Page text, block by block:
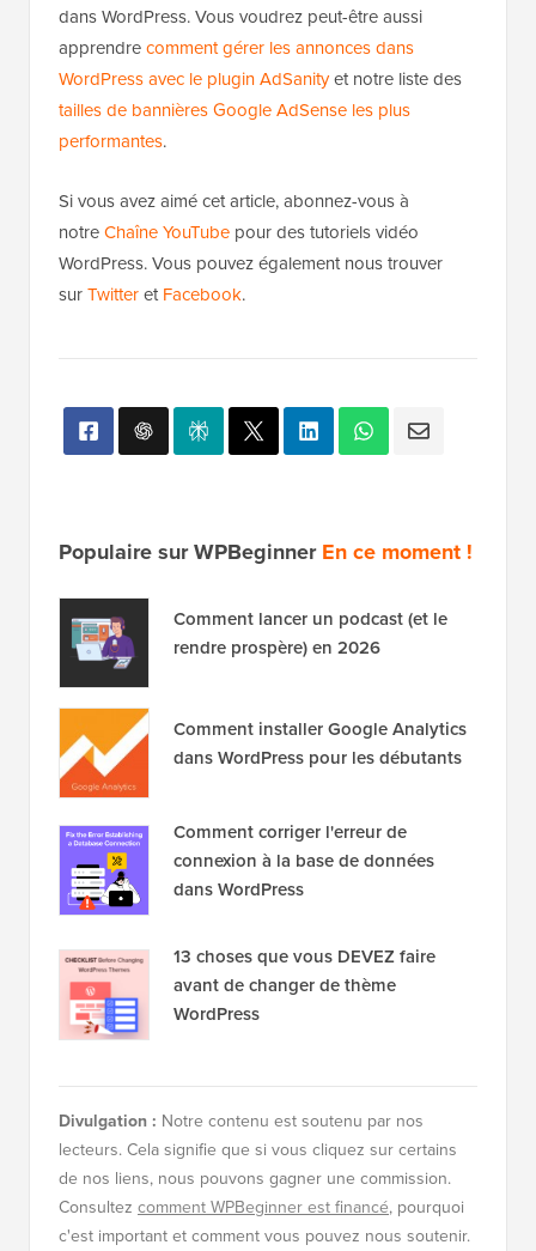
dans WordPress. Vous voudrez peut-être aussi
apprendrecomment gérer les annonces dans
WordPress avec le plugin AdSanityet notre liste des
tailles de bannières Google AdSense les plus
performantes.
Si vous avez aimé cet article, abonnez-vous à
notreChaîne YouTube pour des tutoriels vidéo
WordPress. Vous pouvez également nous trouver
surTwitteretFacebook.
Populaire sur WPBeginnerEn ce moment !
Comment lancer un podcast (et le
rendre prospère) en 2026
Comment installer Google Analytics
dans WordPress pour les débutants
Comment corriger l'erreur de
connexion à la base de données
dans WordPress
13 choses que vous DEVEZ faire
avant de changer de thème
WordPress
Divulgation : Notre contenu est soutenu par nos
lecteurs. Cela signifie que si vous cliquez sur certains
de nos liens, nous pouvons gagner une commission.
Consultez comment WPBeginner est financé, pourquoi
c'est important et comment vous pouvez nous soutenir.